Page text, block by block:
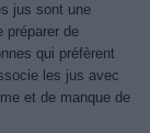
jus sont une
préparer de
qui préfèrent
les jus avec
et de manque de